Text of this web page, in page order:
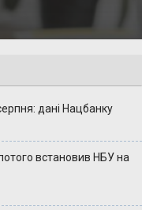
дані Нацбанку
встановив НБУ на